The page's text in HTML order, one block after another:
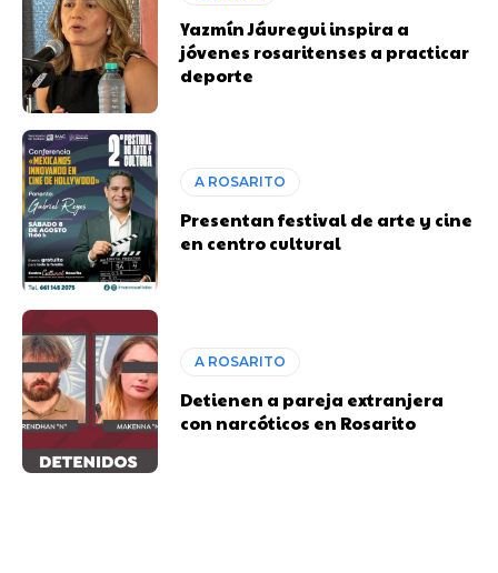
Yazmín Jáuregui inspira a
jóvenes rosaritenses a practicar
deporte
A ROSARITO
Presentan festival de arte y cine
en centro cultural
A ROSARITO
Detienen a pareja extranjera
con narcóticos en Rosarito